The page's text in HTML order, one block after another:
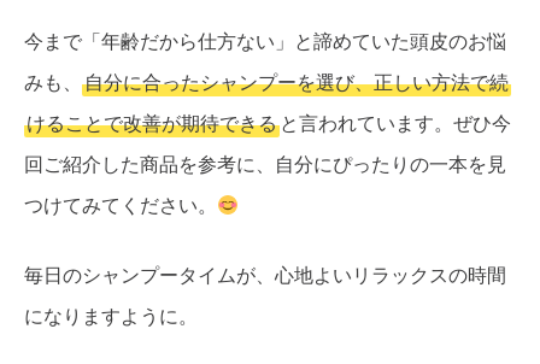
今まで「年齢だから仕方ない」と諦めていた頭皮のお悩
みも、 自分に合ったシャンプーを選び、正しい方法で続
けることで改善が期待できると言われています。ぜひ今
回ご紹介した商品を参考に、自分にぴったりの一本を見
つけてみてください。
毎日のシャンプータイムが、心地よいリラックスの時間
になりますように。